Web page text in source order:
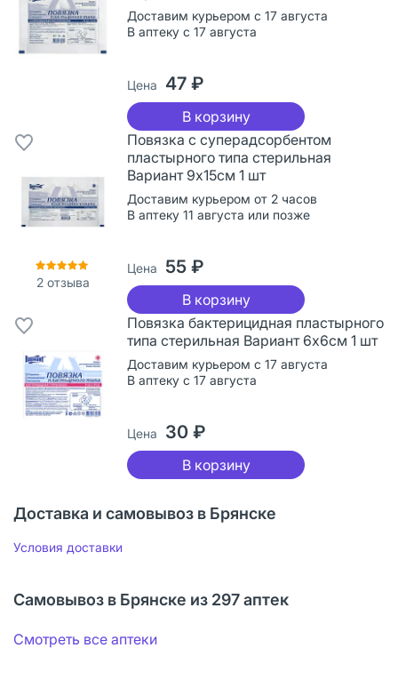
Доставим курьером с 17 августа
В аптеку с 17 августа
Цена 47 ₽
В корзину
2 отзыва
Повязка с суперадсорбентом
пластырного типа стерильная
Вариант 9х15см 1 шт
Доставим курьером от 2 часов
В аптеку 11 августа или позже
Цена 55 ₽
В корзину
Повязка бактерицидная пластырного
типа стерильная Вариант 6х6см 1 шт
Доставим курьером с 17 августа
В аптеку с 17 августа
Цена 30 ₽
В корзину
Доставка и самовывоз в Брянске
Условия доставки
Самовывоз в Брянске из 297 аптек
Смотреть все аптеки